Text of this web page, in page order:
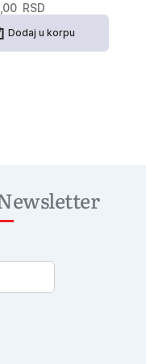
RSD
Dodaj u korpu